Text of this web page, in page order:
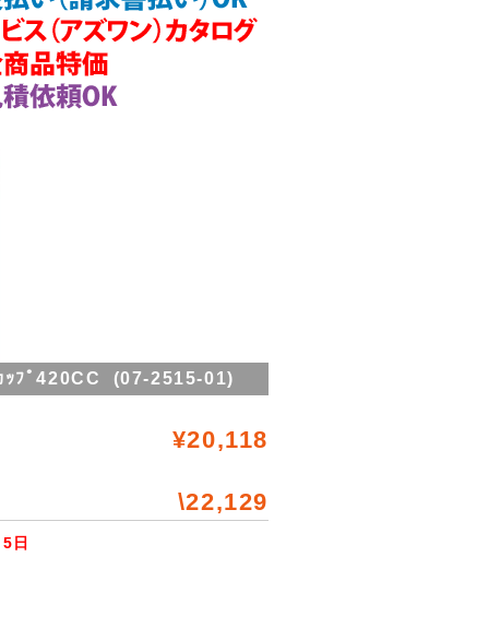
ｯﾌﾟ420CC (07-2515-01)
¥20,118
\22,129
日